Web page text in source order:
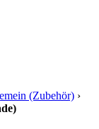
(Zubehör) ›